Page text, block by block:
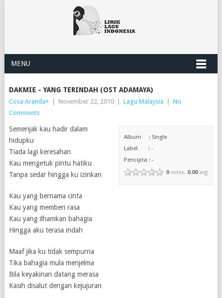
MENU
DAKMIE - YANG TERINDAH (OST ADAMAYA)
Cosa Aranda+ November 22, 2010 Lagu Malaysia
No
Comments
Album : Single
Label : -
Pencipta : -
0votes, 0.00avg
Semenjak kau hadir dalam
hidupku
Tiada lagi keresahan
Kau mengetuk pintu hatiku
Tanpa sedar hingga ku izinkan
Kau yang bernama cinta
Kau yang memberi rasa
Kau yang ilhamkan bahagia
Hingga aku terasa indah
Maaf jika ku tidak sempurna
Tika bahagia mula menjelma
Bila keyakinan datang merasa
Kasih disalut dengan kejujuran